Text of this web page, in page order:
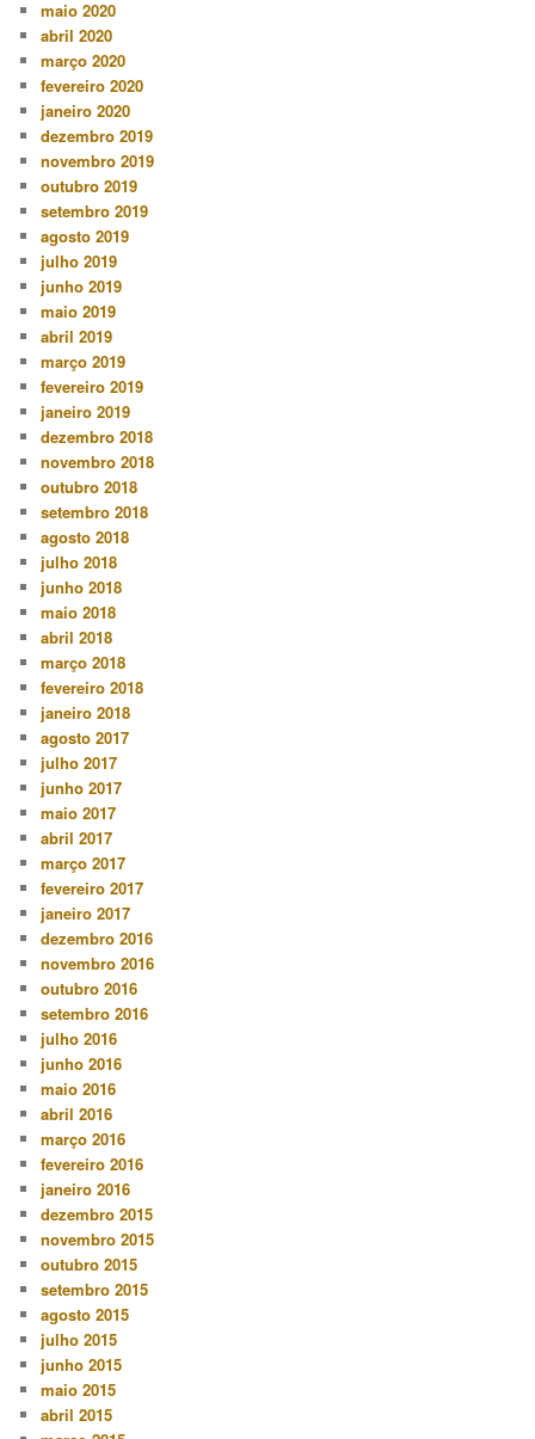
maio 2020
abril 2020
março 2020
fevereiro 2020
janeiro 2020
dezembro 2019
novembro 2019
outubro 2019
setembro 2019
agosto 2019
julho 2019
junho 2019
maio 2019
abril 2019
março 2019
fevereiro 2019
janeiro 2019
dezembro 2018
novembro 2018
outubro 2018
setembro 2018
agosto 2018
julho 2018
junho 2018
maio 2018
abril 2018
março 2018
fevereiro 2018
janeiro 2018
agosto 2017
julho 2017
junho 2017
maio 2017
abril 2017
março 2017
fevereiro 2017
janeiro 2017
dezembro 2016
novembro 2016
outubro 2016
setembro 2016
julho 2016
junho 2016
maio 2016
abril 2016
março 2016
fevereiro 2016
janeiro 2016
dezembro 2015
novembro 2015
outubro 2015
setembro 2015
agosto 2015
julho 2015
junho 2015
maio 2015
abril 2015